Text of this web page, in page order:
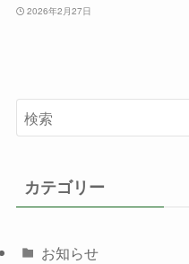
2026年2月27日
カテゴリー
お知らせ